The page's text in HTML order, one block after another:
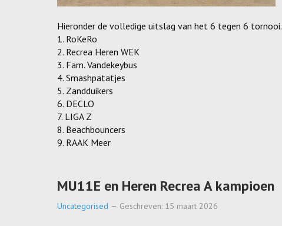
Hieronder de volledige uitslag van het 6 tegen 6 tornooi.
1. RoKeRo
2. Recrea Heren WEK
3. Fam. Vandekeybus
4. Smashpatatjes
5. Zandduikers
6. DECLO
7. LIGA Z
8. Beachbouncers
9. RAAK Meer
MU11E en Heren Recrea A kampioen
Uncategorised Geschreven: 15 maart 2026